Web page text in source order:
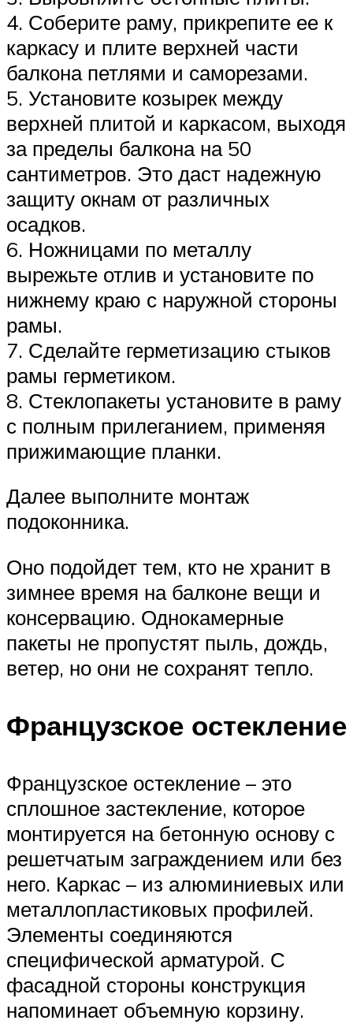
4. Соберите раму, прикрепите ее к
каркасу и плите верхней части
балкона петлями и саморезами.
5. Установите козырек между
верхней плитой и каркасом, выходя
за пределы балкона на 50
сантиметров. Это даст надежную
защиту окнам от различных
осадков.
6. Ножницами по металлу
вырежьте отлив и установите по
нижнему краю с наружной стороны
рамы.
7. Сделайте герметизацию стыков
рамы герметиком.
8. Стеклопакеты установите в раму
с полным прилеганием, применяя
прижимающие планки.
Далее выполните монтаж
подоконника.
Оно подойдет тем, кто не хранит в
зимнее время на балконе вещи и
консервацию. Однокамерные
пакеты не пропустят пыль, дождь,
ветер, но они не сохранят тепло.
Французское остекление
Французское остекление – это
сплошное застекление, которое
монтируется на бетонную основу с
решетчатым заграждением или без
него. Каркас – из алюминиевых или
металлопластиковых профилей.
Элементы соединяются
специфической арматурой. С
фасадной стороны конструкция
напоминает объемную корзину.